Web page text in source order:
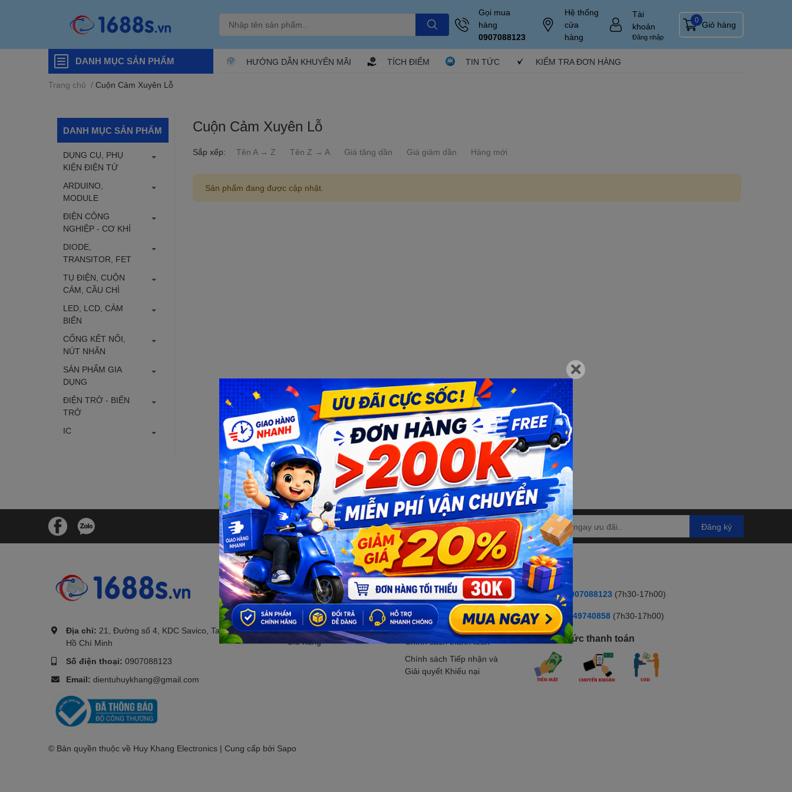
Gọi mua
hàng
0907088123
Hệ thống
cửa
hàng
Tài
khoản
Đăng nhập
Giỏ hàng
0
DANH MỤC SẢN PHẨM HƯỚNG DẪN KHUYẾN MÃI TÍCH ĐIỂM TIN TỨC KIỂM TRA ĐƠN HÀNG
Trang chủ / Cuộn Cảm Xuyên Lỗ
DANH MỤC SẢN PHẨM
DỤNG CỤ, PHỤ
KIỆN ĐIỆN TỬ
ARDUINO,
MODULE
ĐIỆN CÔNG
NGHIỆP - CƠ KHÍ
DIODE,
TRANSITOR, FET
TỤ ĐIỆN, CUỘN
CẢM, CẦU CHÌ
LED, LCD, CẢM
BIẾN
CỔNG KẾT NỐI,
NÚT NHẤN
SẢN PHẨM GIA
DỤNG
ĐIỆN TRỞ - BIẾN
TRỞ
IC
Cuộn Cảm Xuyên Lỗ
Sắp xếp: Tên A → Z Tên Z → A Giá tăng dần Giá giảm dần Hàng mới
Sản phẩm đang được cập nhật.
Bạn muốn nhận khuyến mãi đặc biệt?
Đăng ký ngay.
Đăng ký
Địa chỉ: 21, Đường số 4, KDC Savico, Tam Bình, TP.
Hồ Chí Minh
Số điện thoại: 0907088123
Email: dientuhuykhang@gmail.com
Hỗ trợ khách hàng
Tìm kiếm
Đăng nhập
Đăng ký
Giỏ hàng
CHÍNH SÁCH
Chính sách bảo mật
Chính sách vận chuyển
Chính sách kiểm hàng
Chính sách thanh toán
Chính sách Tiếp nhận và
Giải quyết Khiếu nại
HOTLINE
Mua hàng: 0907088123 (7h30-17h00)
Kỹ thuật : :0349740858 (7h30-17h00)
Phương thức thanh toán
© Bản quyền thuộc về Huy Khang Electronics | Cung cấp bởi Sapo